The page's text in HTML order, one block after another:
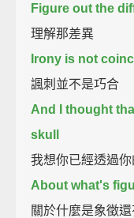
Figure out the
理解那差異
Irony is not
諷刺並不是巧合
And I thought
skull
我想你已經透過
About what's
關於什麼是象徵